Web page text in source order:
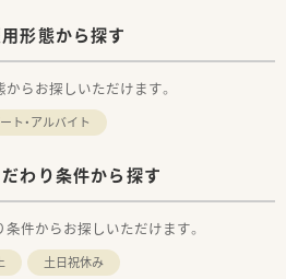
形態から探す
らお探しいただけます。
ト・アルバイト
わり条件から探す
件からお探しいただけます。
土日祝休み